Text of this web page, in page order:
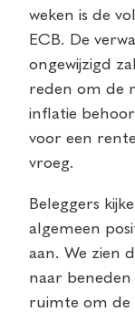
weken is de
ECB. De
ongewijzigd
reden om de
inflatie
voor een
vroeg.
Beleggers
algemeen
aan. We zien
naar
ruimte om de